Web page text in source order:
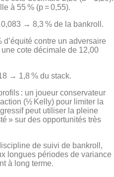
à 55 % (p = 0,55).
0,083 → 8,3 % de la bankroll.
d’équité contre un adversaire
cote décimale de 12,00
→ 1,8 % du stack.
: un joueur conservateur
(½ Kelly) pour limiter la
peut utiliser la pleine
» sur des opportunités très
de suivi de bankroll,
longues périodes de variance
à long terme.